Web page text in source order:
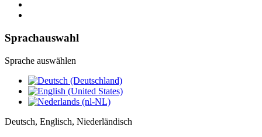
Sprachauswahl
Sprache auswählen
Deutsch, Englisch, Niederländisch